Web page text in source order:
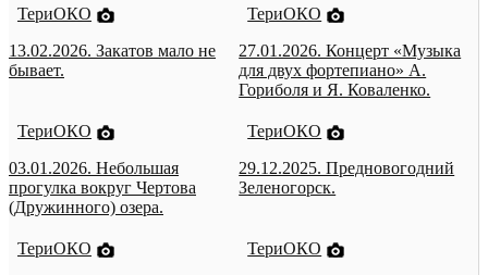
ТериОКО
13.02.2026. Закатов мало не
бывает.
ТериОКО
27.01.2026. Концерт «Музыка
для двух фортепиано» А.
Гориболя и Я. Коваленко.
ТериОКО
03.01.2026. Небольшая
прогулка вокруг Чертова
(Дружинного) озера.
ТериОКО
29.12.2025. Предновогодний
Зеленогорск.
ТериОКО
ТериОКО